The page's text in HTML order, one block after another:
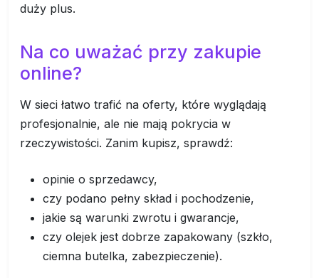
duży plus.
Na co uważać przy zakupie
online?
W sieci łatwo trafić na oferty, które wyglądają
profesjonalnie, ale nie mają pokrycia w
rzeczywistości. Zanim kupisz, sprawdź:
opinie o sprzedawcy,
czy podano pełny skład i pochodzenie,
jakie są warunki zwrotu i gwarancje,
czy olejek jest dobrze zapakowany (szkło,
ciemna butelka, zabezpieczenie).